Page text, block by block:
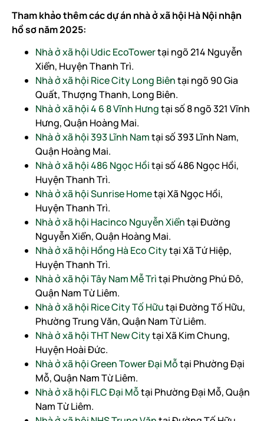
Tham khảo thêm các dự án nhà ở xã hội Hà Nội nhận
hồ sơ năm 2025:
Nhà ở xã hội Udic EcoTowertại ngõ 214 Nguyễn
Xiển, Huyện Thanh Trì.
Nhà ở xã hội Rice City Long Biêntại ngõ 90 Gia
Quất, Thượng Thanh, Long Biên.
Nhà ở xã hội 4 6 8 Vĩnh Hưngtại số 8 ngõ 321 Vĩnh
Hưng, Quận Hoàng Mai.
Nhà ở xã hội 393 Lĩnh Namtại số 393 Lĩnh Nam,
Quận Hoàng Mai.
Nhà ở xã hội 486 Ngọc Hồitại số 486 Ngọc Hồi,
Huyện Thanh Trì.
Nhà ở xã hội Sunrise Hometại Xã Ngọc Hồi,
Huyện Thanh Trì.
Nhà ở xã hội Hacinco Nguyễn Xiểntại Đường
Nguyễn Xiển, Quận Hoàng Mai.
Nhà ở xã hội Hồng Hà Eco Citytại Xã Tứ Hiệp,
Huyện Thanh Trì.
Nhà ở xã hội Tây Nam Mễ Trìtại Phường Phú Đô,
Quận Nam Từ Liêm.
Nhà ở xã hội Rice City Tố Hữutại Đường Tố Hữu,
Phường Trung Văn, Quận Nam Từ Liêm.
Nhà ở xã hội THT New Citytại Xã Kim Chung,
Huyện Hoài Đức.
Nhà ở xã hội Green Tower Đại Mỗtại Phường Đại
Mỗ, Quận Nam Từ Liêm.
Nhà ở xã hội FLC Đại Mỗtại Phường Đại Mỗ, Quận
Nam Từ Liêm.